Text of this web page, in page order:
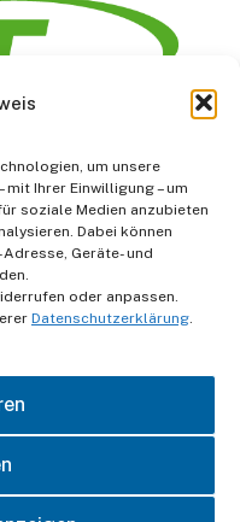
um unsere
Ihrer Einwilligung – um
soziale Medien anzubieten
Dabei können
Geräte- und
oder anpassen.
Datenschutzerklärung.